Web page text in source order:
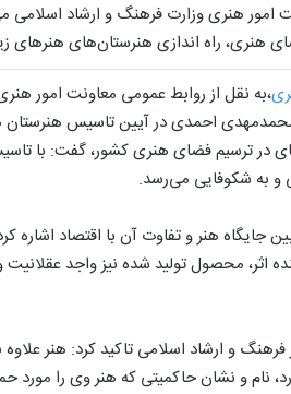
امور هنری وزارت فرهنگ و ارشاد اسلامی
هنری، راه اندازی هنرستان‌های هنرهای
،به نقل از روابط عمومی معاونت امور
احمدی در آیین تاسیس هنرستان
در ترسیم فضای هنری کشور، گفت: با
و به شکوفایی می‌رسد.
هنر و تفاوت آن با اقتصاد اشاره
اثر، محصول تولید شده نیز واجد
فرهنگ و ارشاد اسلامی تاکید کرد: هنر
نام و نشان حاکمیتی که هنر وی را مورد